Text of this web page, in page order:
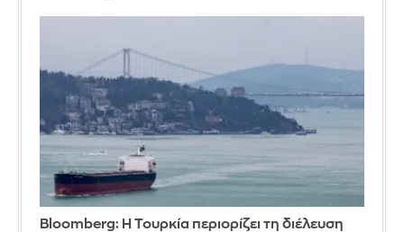
Bloomberg: Η Τουρκία περιορίζει τη διέλευση